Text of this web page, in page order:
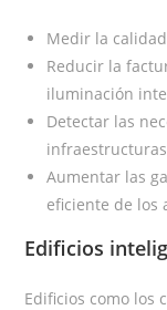
Medir la
Reducir la
iluminación
Detectar las
Aumentar las
eficiente de los
Edificios
Edificios como los